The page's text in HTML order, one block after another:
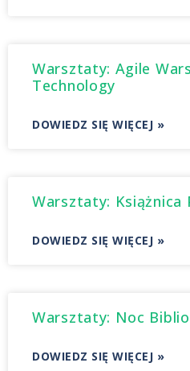
Warsztaty: Agile
Technology
DOWIEDZ SIĘ WIĘCEJ »
Warsztaty: Książnica
DOWIEDZ SIĘ WIĘCEJ »
Warsztaty: Noc
DOWIEDZ SIĘ WIĘCEJ »